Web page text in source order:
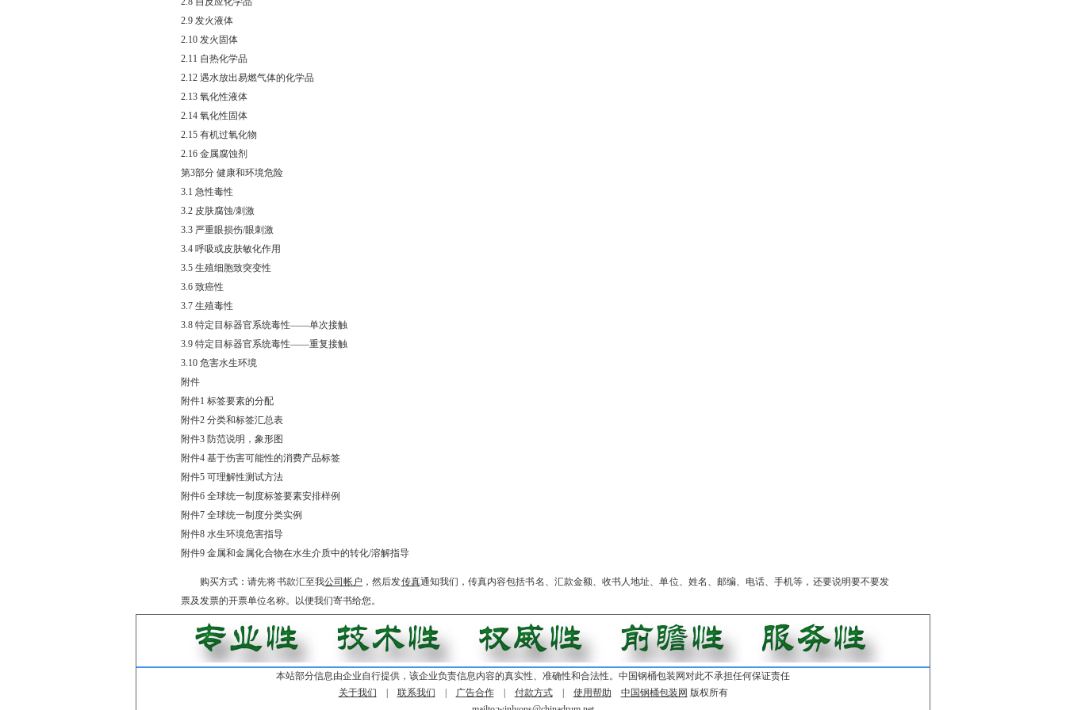
2.9 发火液体
2.10 发火固体
2.11 自热化学品
2.12 遇水放出易燃气体的化学品
2.13 氧化性液体
2.14 氧化性固体
2.15 有机过氧化物
2.16 金属腐蚀剂
第3部分 健康和环境危险
3.1 急性毒性
3.2 皮肤腐蚀/刺激
3.3 严重眼损伤/眼刺激
3.4 呼吸或皮肤敏化作用
3.5 生殖细胞致突变性
3.6 致癌性
3.7 生殖毒性
3.8 特定目标器官系统毒性——单次接触
3.9 特定目标器官系统毒性——重复接触
3.10 危害水生环境
附件
附件1 标签要素的分配
附件2 分类和标签汇总表
附件3 防范说明，象形图
附件4 基于伤害可能性的消费产品标签
附件5 可理解性测试方法
附件6 全球统一制度标签要素安排样例
附件7 全球统一制度分类实例
附件8 水生环境危害指导
附件9 金属和金属化合物在水生介质中的转化/溶解指导
购买方式：请先将书款汇至我公司帐户 ，然后发传真通知我们，传真内容包括书名、汇款金额、收书人地址、单位、姓名、邮编、电话、手机等，还要说明要不要发
票及发票的开票单位名称。以便我们寄书给您。
本站部分信息由企业自行提供，该企业负责信息内容的真实性、准确性和合法性。中国钢桶包装网对此不承担任何保证责任
关于我们
联系我们 广告合作| 付款方式| 使用帮助 中国钢桶包装网 版权所有